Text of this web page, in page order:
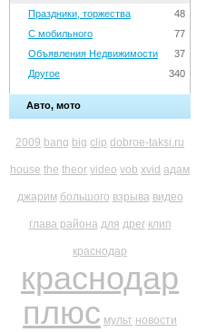
48
Праздники, торжества
77
С мобильного
37
Объявления Недвижимости
340
Другое
Авто, мото
2009 bang big clip dobroe-taksi.ru
house the theor video vob xvid адам
джарим большого взрыва видео
глава района для дрег клип
краснодар
краснодар
плюс мульт новости